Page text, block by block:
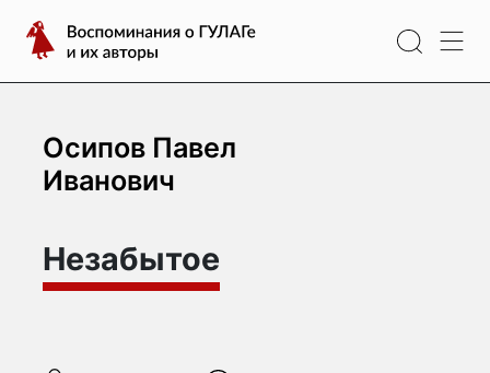
содержимому
Воспоминания
о
ГУЛАГе
их
авторы
Осипов Павел
Иванович
Незабытое